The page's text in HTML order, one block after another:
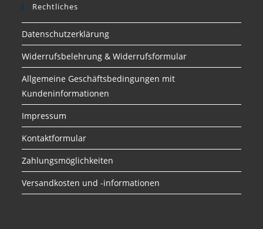
Rechtliches
Datenschutzerklärung
Widerrufsbelehrung & Widerrufsformular
Allgemeine Geschäftsbedingungen mit
Kundeninformationen
Impressum
Kontaktformular
Zahlungsmöglichkeiten
Versandkosten und -informationen